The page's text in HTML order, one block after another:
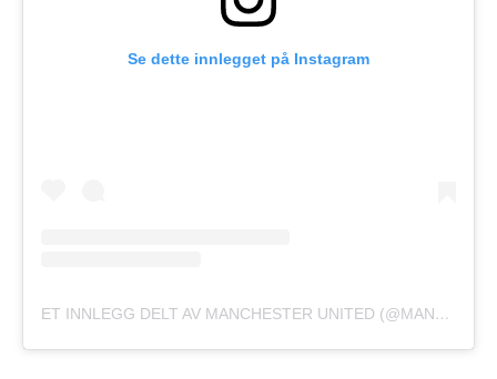
Se dette innlegget på Instagram
ET INNLEGG DELT AV MANCHESTER UNITED (@MANUTD)